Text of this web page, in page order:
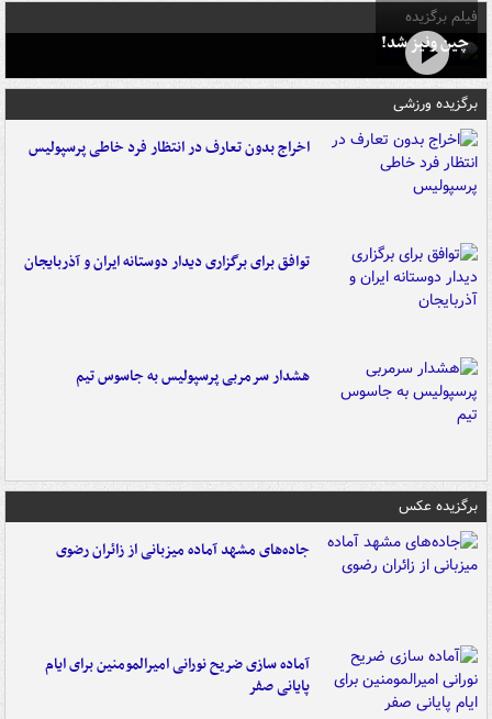
فیلم برگزیده
چین ونیز شد!
برگزیده ورزشی
اخراج بدون تعارف در انتظار فرد خاطی پرسپولیس
توافق برای برگزاری دیدار دوستانه ایران و آذربایجان
هشدار سرمربی پرسپولیس به جاسوس تیم
برگزیده عکس
جاده‌های مشهد آماده میزبانی از زائران رضوی
آماده سازی ضریح نورانی امیرالمومنین برای ایام
پایانی صفر